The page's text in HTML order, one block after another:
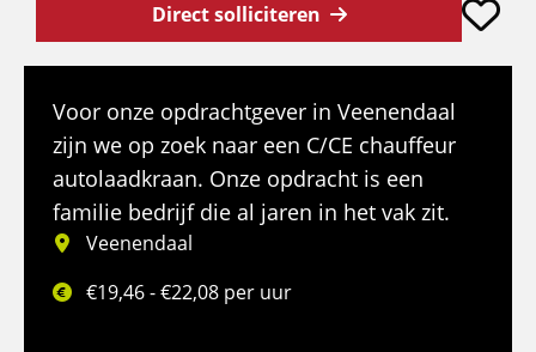
Direct solliciteren
Voor onze opdrachtgever in Veenendaal
zijn we op zoek naar een C/CE chauffeur
autolaadkraan. Onze opdracht is een
familie bedrijf die al jaren in het vak zit.
Veenendaal
€19,46 - €22,08 per uur